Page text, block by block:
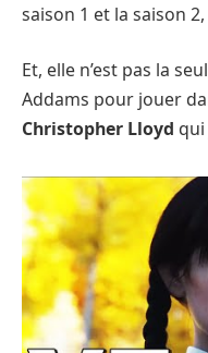
saison 1 et la saison
Et, elle n’est pas la
Addams pour jouer
Christopher Lloyd